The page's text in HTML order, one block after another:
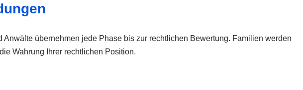
übernehmen jede Phase bis zur rechtlichen Bewertung. Familien werden
Wahrung Ihrer rechtlichen Position.